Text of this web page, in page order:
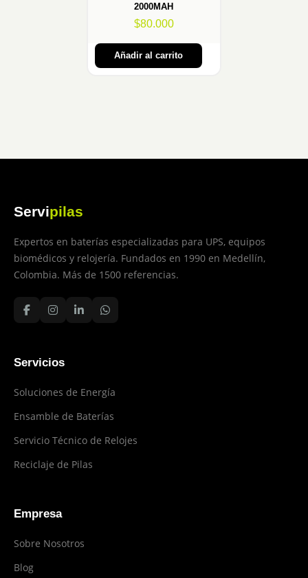
2000MAH
$80.000
Añadir al carrito
Servipilas
Expertos en baterías especializadas para UPS, equipos
biomédicos y relojería. Fundados en 1990 en Medellín,
Colombia. Más de 1500 referencias.
Servicios
Soluciones de Energía
Ensamble de Baterías
Servicio Técnico de Relojes
Reciclaje de Pilas
Empresa
Sobre Nosotros
Blog